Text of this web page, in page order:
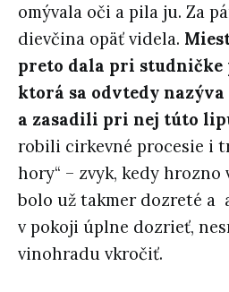
omývala oči a pila ju. Za
dievčina opäť videla.
preto dala pri
ktorá sa odvtedy nazýva
a zasadili pri nej túto
robili cirkevné procesie i
hory“ – zvyk, kedy hrozno
bolo už takmer dozreté a
v pokoji úplne dozrieť,
vinohradu vkročiť.